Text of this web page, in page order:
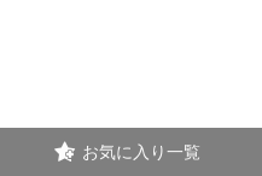
お気に入り一覧